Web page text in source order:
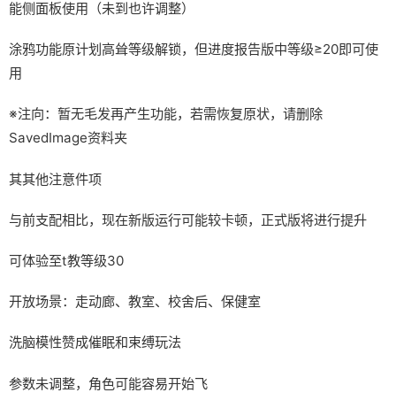
能侧面板使用（未到也许调整）
涂鸦功能原计划高耸等级解锁，但进度报告版中等级≥20即可使
用
※注向：暂无毛发再产生功能，若需恢复原状，请删除
SavedImage资料夹
其其他注意件项
与前支配相比，现在新版运行可能较卡顿，正式版将进行提升
可体验至t教等级30
开放场景：走动廊、教室、校舍后、保健室
洗脑模性赞成催眠和束缚玩法
参数未调整，角色可能容易开始飞